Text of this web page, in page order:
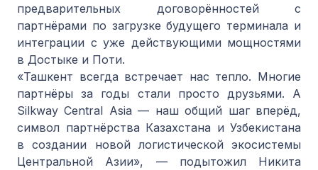
предварительных договорённостей с
партнёрами по загрузке будущего терминала и
интеграции с уже действующими мощностями
в Достыке и Поти.
«Ташкент всегда встречает нас тепло. Многие
партнёры за годы стали просто друзьями. А
Silkway Central Asia — наш общий шаг вперёд,
символ партнёрства Казахстана и Узбекистана
в создании новой логистической экосистемы
Центральной Азии», — подытожил Никита